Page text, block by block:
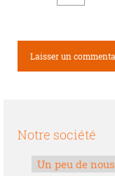
Notre société
Un peu de nous